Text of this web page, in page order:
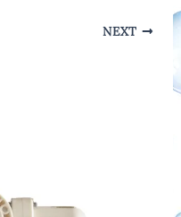
NEXT